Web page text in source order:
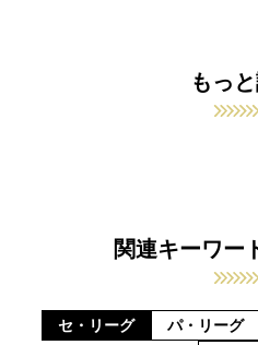
もっ
関連キーワー
セ・リーグ パ・リーグ